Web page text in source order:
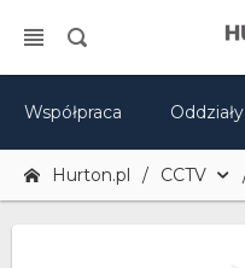
Współpraca Oddziały
Hurton.pl CCTV